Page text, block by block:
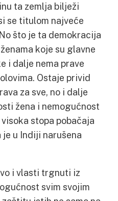
ta zemlja bilježi
se titulom najveće
što je ta demokracija
koje su glavne
i dalje nema prave
Ostaje privid
za sve, no i dalje
žena i nemogućnost
stopa pobačaja
u Indiji narušena
i vlasti trgnuti iz
svim svojim